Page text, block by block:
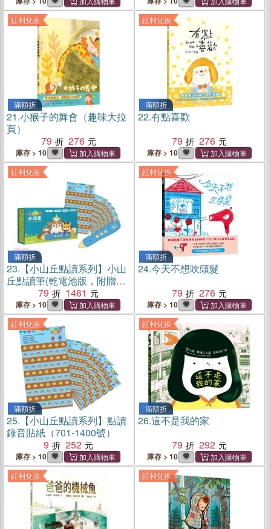
紅利兌換
滿額折
21.小猴子的舞會（趣味大拉
頁）
79
276
庫存 > 10
紅利兌換
滿額折
22.有點喜歡
79
276
庫存 > 10
紅利兌換
滿額折
23. 【小山丘點讀系列】小山
丘點讀筆(乾電池版，附贈
(新)點讀錄音貼紙)
79 1461
庫存 > 10
紅利兌換
滿額折
24.今天不想吹頭髮
79
276
庫存 > 10
紅利兌換
滿額折
25. 【小山丘點讀系列】點讀
錄音貼紙（701-1400號）
9
252
庫存 > 10
紅利兌換
滿額折
26.這不是我的家
79
292
庫存 > 10
紅利兌換 紅利兌換